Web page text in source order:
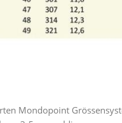
Mondopoint